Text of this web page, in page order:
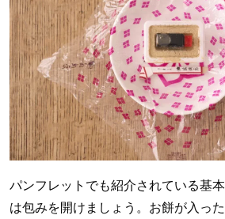
パンフレットでも紹介されている基
は包みを開けましょう。お餅が入っ